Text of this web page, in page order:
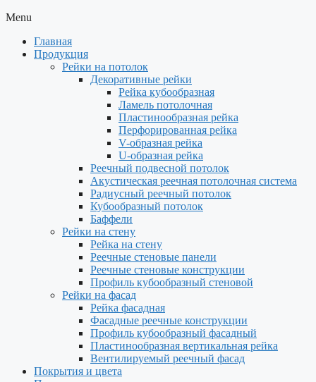
Menu
Главная
Продукция
Рейки на потолок
Декоративные рейки
Рейка кубообразная
Ламель потолочная
Пластинообразная рейка
Перфорированная рейка
V-образная рейка
U-образная рейка
Реечный подвесной потолок
Акустическая реечная потолочная система
Радиусный реечный потолок
Кубообразный потолок
Баффели
Рейки на стену
Рейка на стену
Реечные стеновые панели
Реечные стеновые конструкции
Профиль кубообразный стеновой
Рейки на фасад
Рейка фасадная
Фасадные реечные конструкции
Профиль кубообразный фасадный
Пластинообразная вертикальная рейка
Вентилируемый реечный фасад
Покрытия и цвета